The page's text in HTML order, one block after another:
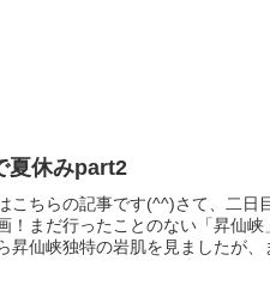
夏休みpart2
こちらの記事です(^^)さて、二日
！まだ行ったことのない「昇仙
昇仙峡独特の岩肌を見ましたが、